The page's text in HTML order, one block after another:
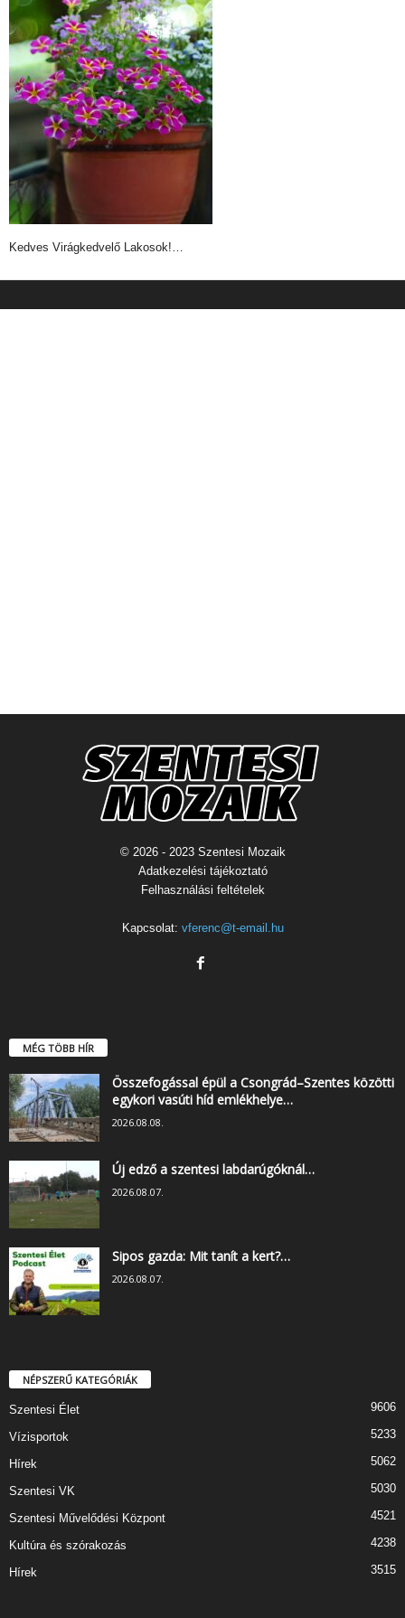
Kedves Virágkedvelő Lakosok!…
© 2026 - 2023 Szentesi Mozaik
Adatkezelési tájékoztató
Felhasználási feltételek
Kapcsolat: vferenc@t-email.hu
MÉG TÖBB HÍR
Összefogással épül a Csongrád–Szentes közötti
egykori vasúti híd emlékhelye…
2026.08.08.
Új edző a szentesi labdarúgóknál…
2026.08.07.
Sipos gazda: Mit tanít a kert?…
2026.08.07.
NÉPSZERŰ KATEGÓRIÁK
Szentesi Élet 9606
Vízisportok 5233
Hírek 5062
Szentesi VK 5030
Szentesi Művelődési Központ 4521
Kultúra és szórakozás 4238
Hírek 3515